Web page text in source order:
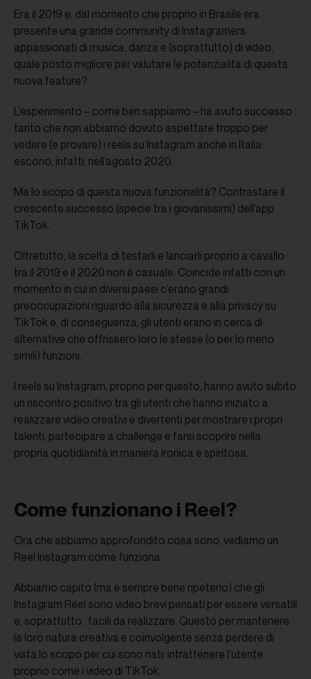
Era il 2019 e, dal momento che proprio in Brasile era
presente una grande community di Instagramers
appassionati di musica, danza e (soprattutto) di video,
quale posto migliore per valutare le potenzialità di questa
nuova feature?
L’esperimento – come ben sappiamo – ha avuto successo
tanto che non abbiamo dovuto aspettare troppo per
vedere (e provare) i reels su Instagram anche in Italia:
escono, infatti, nell’agosto 2020.
Ma lo scopo di questa nuova funzionalità? Contrastare il
crescente successo (specie tra i giovanissimi) dell’app
TikTok.
Oltretutto, la scelta di testarli e lanciarli proprio a cavallo
tra il 2019 e il 2020 non è casuale. Coincide infatti con un
momento in cui in diversi paesi c’erano grandi
preoccupazioni riguardo alla sicurezza e alla privacy su
TikTok e, di conseguenza, gli utenti erano in cerca di
alternative che offrissero loro le stesse (o per lo meno
simili) funzioni.
I reels su Instagram, proprio per questo, hanno avuto subito
un riscontro positivo tra gli utenti che hanno iniziato a
realizzare video creativi e divertenti per mostrare i propri
talenti, partecipare a challenge e farsi scoprire nella
propria quotidianità in maniera ironica e spiritosa.
Come funzionano i Reel?
Ora che abbiamo approfondito cosa sono, vediamo un
Reel Instagram come funziona.
Abbiamo capito (ma è sempre bene ripeterlo) che gli
Instagram Reel sono video brevi pensati per essere versatili
e, soprattutto, facili da realizzare. Questo per mantenere
la loro natura creativa e coinvolgente senza perdere di
vista lo scopo per cui sono nati: intrattenere l’utente
proprio come i video di TikTok.